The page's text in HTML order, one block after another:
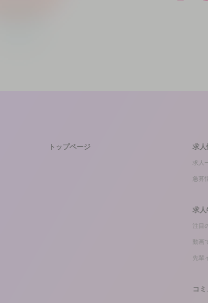
トップページ 求人
求人
急募
求人
注目
動画
先輩
コ